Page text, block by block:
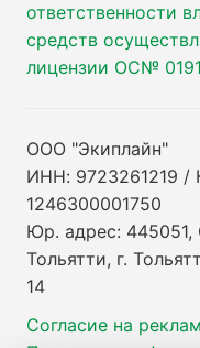
ответственности
средств
лицензии ОС№
ООО "Экиплайн"
ИНН: 9723261219 /
1246300001750
Юр. адрес: 445051,
Тольятти, г.
14
Согласие на